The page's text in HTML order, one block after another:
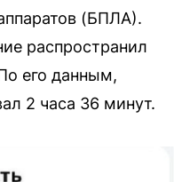
(БПЛА).
распространил
его данным,
2 часа 36 минут.